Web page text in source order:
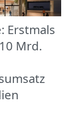
Erstmals
Mrd.